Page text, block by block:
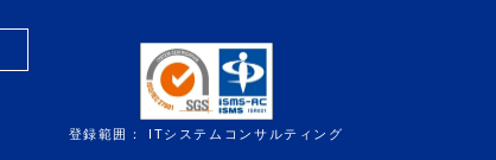
登録範囲： ITシステムコンサルティング